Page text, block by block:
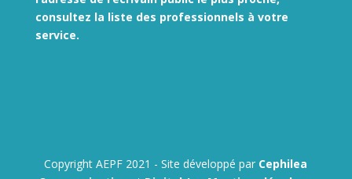
consultez la liste des professionnels à votre
service.
Copyright AEPF 2021 - Site développé par Cephilea